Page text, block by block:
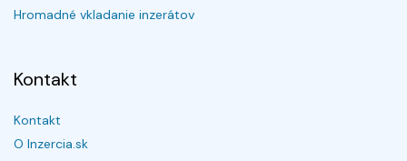
Hromadné vkladanie inzerátov
Kontakt
Kontakt
O Inzercia.sk